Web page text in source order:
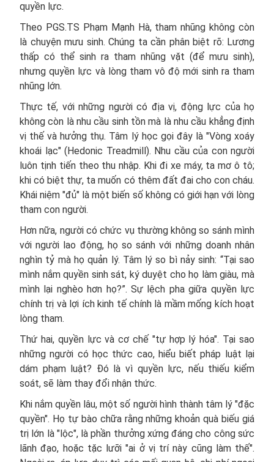
quyền lực.
Theo PGS.TS Phạm Mạnh Hà, tham nhũng không còn
là chuyện mưu sinh. Chúng ta cần phân biệt rõ: Lương
thấp có thể sinh ra tham nhũng vặt (để mưu sinh),
nhưng quyền lực và lòng tham vô độ mới sinh ra tham
nhũng lớn.
Thực tế, với những người có địa vị, động lực của họ
không còn là nhu cầu sinh tồn mà là nhu cầu khẳng định
vị thế và hưởng thụ. Tâm lý học gọi đây là "Vòng xoáy
khoái lạc" (Hedonic Treadmill). Nhu cầu của con người
luôn tịnh tiến theo thu nhập. Khi đi xe máy, ta mơ ô tô;
khi có biệt thự, ta muốn có thêm đất đai cho con cháu.
Khái niệm "đủ" là một biến số không có giới hạn với lòng
tham con người.
Hơn nữa, người có chức vụ thường không so sánh mình
với người lao động, họ so sánh với những doanh nhân
nghìn tỷ mà họ quản lý. Tâm lý so bì nảy sinh: “Tại sao
mình nắm quyền sinh sát, ký duyệt cho họ làm giàu, mà
mình lại nghèo hơn họ?”. Sự lệch pha giữa quyền lực
chính trị và lợi ích kinh tế chính là mầm mống kích hoạt
lòng tham.
Thứ hai, quyền lực và cơ chế "tự hợp lý hóa". Tại sao
những người có học thức cao, hiểu biết pháp luật lại
dám phạm luật? Đó là vì quyền lực, nếu thiếu kiểm
soát, sẽ làm thay đổi nhận thức.
Khi nắm quyền lâu, một số người hình thành tâm lý "đặc
quyền". Họ tự bào chữa rằng những khoản quà biếu giá
trị lớn là "lộc", là phần thưởng xứng đáng cho công sức
lãnh đạo, hoặc tặc lưỡi "ai ở vị trí này cũng làm thế".